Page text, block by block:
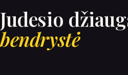
Judesio
bendrystė